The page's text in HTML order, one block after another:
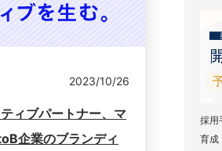
2023/10/26
ィブパートナー、マ
企業のブランディ
採用
育成